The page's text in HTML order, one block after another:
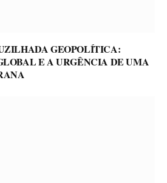
GEOPOLÍTICA:
E A URGÊNCIA DE UMA